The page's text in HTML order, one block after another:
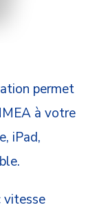
permet
à votre
iPad,
vitesse